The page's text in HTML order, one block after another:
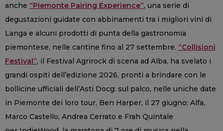
anche “Piemonte Pairing Experience”, una serie di
degustazioni guidate con abbinamenti tra i migliori vini di
Langa e alcuni prodotti di punta della gastronomia
piemontese, nelle cantine fino al 27 settembre. “Collisioni
Festival”, il Festival Agrirock di scena ad Alba, ha svelato i
grandi ospiti dell’edizione 2026, pronti a brindare con le
bollicine ufficiali dell’Asti Docg: sul palco, nelle uniche date
in Piemonte dei loro tour, Ben Harper, il 27 giugno; Alfa,
Marco Castello, Andrea Cerrato e Frah Quintale